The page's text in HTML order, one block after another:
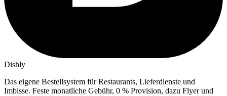
Dishly
Das eigene Bestellsystem für Restaurants, Lieferdienste und
Imbisse. Feste monatliche Gebühr, 0 % Provision, dazu Flyer und